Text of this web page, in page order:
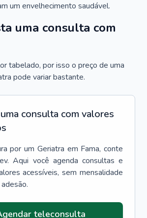
um envelhecimento saudável.
uma consulta com
tabelado, por isso o preço de uma
pode variar bastante.
consulta com valores
por um Geriatra em Fama, conte
Aqui você agenda consultas e
acessíveis, sem mensalidade
teleconsulta